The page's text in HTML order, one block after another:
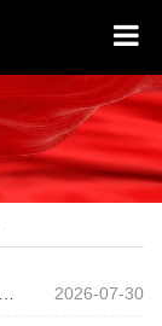
2026-07-30